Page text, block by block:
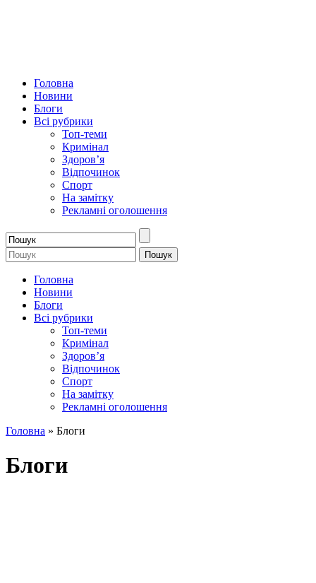
Головна
Новини
Блоги
Всі рубрики
Топ-теми
Кримінал
Здоров’я
Відпочинок
Спорт
На замітку
Рекламні оголошення
Головна
Новини
Блоги
Всі рубрики
Топ-теми
Кримінал
Здоров’я
Відпочинок
Спорт
На замітку
Рекламні оголошення
Головна » Блоги
Блоги